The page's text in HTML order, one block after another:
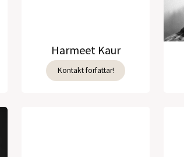
Harmeet Kaur
Kontakt forfattar!